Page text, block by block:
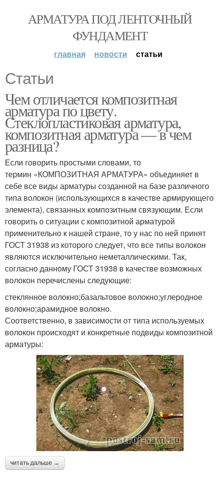
АРМАТУРА ПОД ЛЕНТОЧНЫЙ
ФУНДАМЕНТ
главная новости статьи
Статьи
Чем отличается композитная
арматура по цвету.
Стеклопластиковая арматура,
композитная арматура — в чем
разница?
Если говорить простыми словами, то
термин «КОМПОЗИТНАЯ АРМАТУРА» объединяет в
себе все виды арматуры созданной на базе различного
типа волокон (использующихся в качестве армирующего
элемента), связанных композитным связующим. Если
говорить о ситуации с композитной арматурой
применительно к нашей стране, то у нас по ней принят
ГОСТ 31938 из которого следует, что все типы волокон
являются исключительно неметаллическими. Так,
согласно данному ГОСТ 31938 в качестве возможных
волокон перечислены следующие:
стеклянное волокно;базальтовое волокно;углеродное
волокно;арамидное волокно.
Соответственно, в зависимости от типа используемых
волокон происходят и конкретные подвиды композитной
арматуры:
читать дальше →